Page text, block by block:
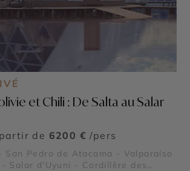
et Chili : De Salta au Salar
de 6200 € /pers
San Pedro de Atacama - Valparaíso
- Salar d'Uyuni - Cordillère des